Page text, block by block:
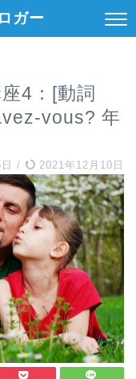
ガー
4：[動詞
vous? 年
/ 2021年12月10日